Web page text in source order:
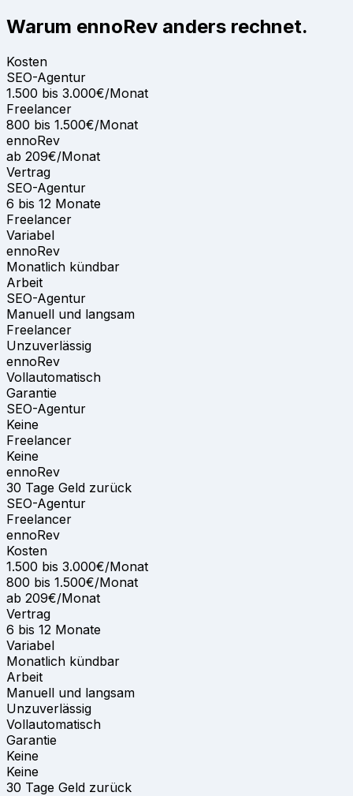
Warum ennoRev anders rechnet.
Kosten
SEO-Agentur
1.500 bis 3.000€/Monat
Freelancer
800 bis 1.500€/Monat
ennoRev
ab 209€/Monat
Vertrag
SEO-Agentur
6 bis 12 Monate
Freelancer
Variabel
ennoRev
Monatlich kündbar
Arbeit
SEO-Agentur
Manuell und langsam
Freelancer
Unzuverlässig
ennoRev
Vollautomatisch
Garantie
SEO-Agentur
Keine
Freelancer
Keine
ennoRev
30 Tage Geld zurück
SEO-Agentur
Freelancer
ennoRev
Kosten
1.500 bis 3.000€/Monat
800 bis 1.500€/Monat
ab 209€/Monat
Vertrag
6 bis 12 Monate
Variabel
Monatlich kündbar
Arbeit
Manuell und langsam
Unzuverlässig
Vollautomatisch
Garantie
Keine
Keine
30 Tage Geld zurück